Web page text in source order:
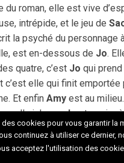
du roman, elle est vive
intrépide, et le jeu de
la psyché du personnage
est en-dessous de Jo.
quatre, c’est Jo qui
c’est elle qui finit emportée
Et enfin Amyest au
elle jalouseJoet aspire à
qu’on la voie presque à
dans le cadre.
cookies pour vous garantir la
continuez à utiliser ce dernier,
acceptez l'utilisation des